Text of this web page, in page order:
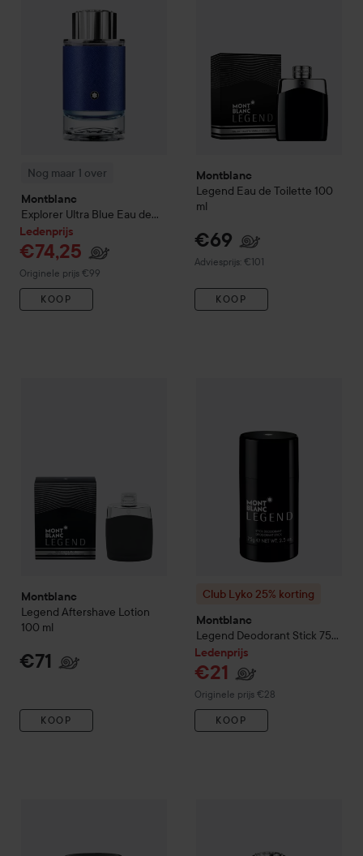
Nog maar 1 over
Montblanc
Explorer Ultra Blue Eau de
Parfum 100 ml
Ledenprijs
€74,25
Originele prijs €99
Normale prijs €99
KOOP
Montblanc
Legend Eau de Toilette 100
ml
€69
Adviesprijs: €101
Aanbevolen prijs €101
KOOP
Montblanc
Legend Aftershave Lotion
100 ml
€71
KOOP
Club Lyko 25% korting
Montblanc
Legend Deodorant Stick 75
ml
Ledenprijs
€21
Originele prijs €28
Normale prijs €28
KOOP